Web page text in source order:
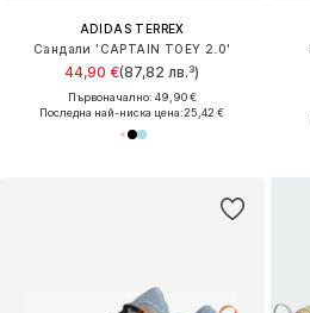
ADIDAS TERREX
Сандали 'CAPTAIN TOEY 2.0'
44,90 €(87,82 лв.³)
Първоначално: 49,90 €
Последна най-ниска цена:25,42 €